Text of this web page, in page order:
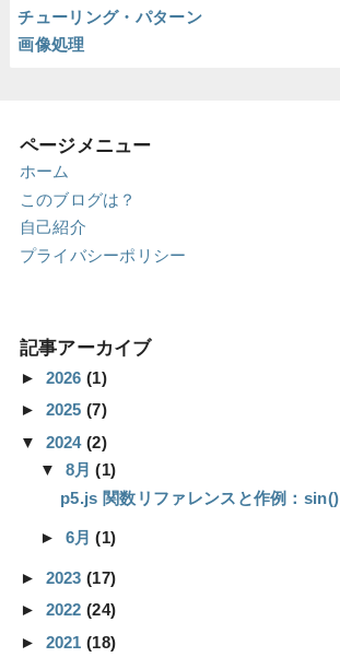
チューリング・パターン
画像処理
ページメニュー
ホーム
このブログは？
自己紹介
プライバシーポリシー
記事アーカイブ
► 2026(1)
► 2025(7)
▼ 2024(2)
▼ 8月(1)
p5.js 関数リファレンスと作例：sin()
► 6月(1)
► 2023(17)
► 2022(24)
► 2021(18)